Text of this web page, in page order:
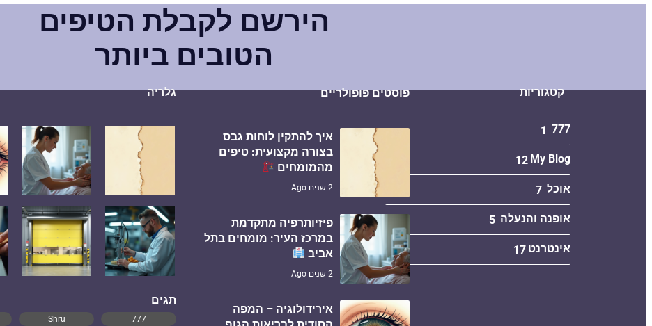
הירשם לקבלת הטיפים
הטובים ביותר
קטגוריות
777
1
My Blog
12
אוכל 7
אופנה והנעלה 5
אינטרנט 17
פוסטים פופולריים
איך להתקין לוחות גבס
בצורה מקצועית: טיפים
מהמומחים
2 שנים Ago
פיזיותרפיה מתקדמת
במרכז העיר: מומחים בתל
אביב
2 שנים Ago
אירידולוגיה – המפה
גלריה
תגים
777
Shru